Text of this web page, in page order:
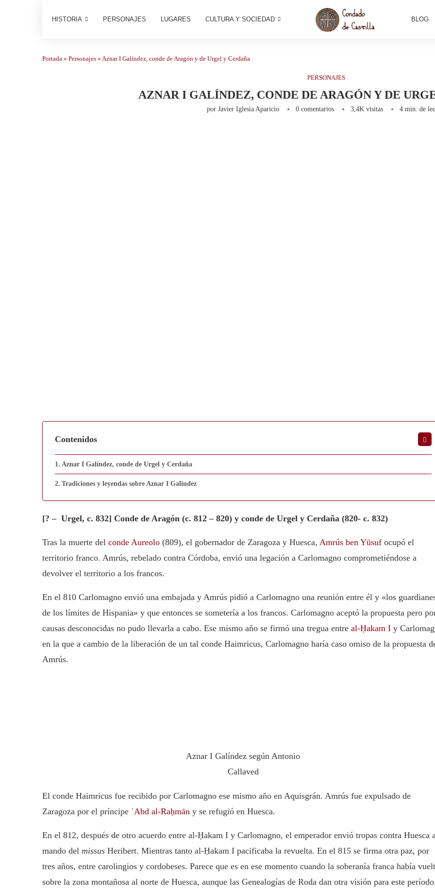
HISTORIA PERSONAJES LUGARES CULTURA Y SOCIEDAD BLOG
Portada » Personajes » Aznar I Galíndez, conde de Aragón y de Urgel y Cerdaña
PERSONAJES
AZNAR I GALÍNDEZ, CONDE DE ARAGÓN Y DE
por Javier Iglesia Aparicio 0 comentarios 3,4Kvisitas 4 min. de
Contenidos
Aznar I Galíndez, conde de Urgel y Cerdaña
Tradiciones y leyendas sobre Aznar I Galíndez
[? – Urgel, c. 832] Conde de Aragón (c. 812 – 820) y conde de Urgel y Cerdaña (820- c. 832)
Tras la muerte del conde Aureolo (809), el gobernador de Zaragoza y Huesca, Amrús ben Yūsuf ocupó el
territorio franco. Amrús, rebelado contra Córdoba, envió una legación a Carlomagno comprometiéndose a
devolver el territorio a los francos.
En el 810 Carlomagno envió una embajada y Amrús pidió a Carlomagno una reunión entre él y «los
de los límites de Hispania» y que entonces se sometería a los francos. Carlomagno aceptó la propuesta pero
causas desconocidas no pudo llevarla a cabo. Ese mismo año se firmó una tregua entre al-Ḥakam I y
en la que a cambio de la liberación de un tal conde Haimricus, Carlomagno haría caso omiso de la propuesta
Amrús.
Aznar I Galíndez según Antonio
Callaved
El conde Haimricus fue recibido por Carlomagno ese mismo año en Aquisgrán. Amrús fue expulsado de
Zaragoza por el príncipe ʿAbd al-Raḥmān y se refugió en Huesca.
En el 812, después de otro acuerdo entre al-Ḥakam I y Carlomagno, el emperador envió tropas contra Huesca
mando del missus Heribert. Mientras tanto al-Ḥakam I pacificaba la revuelta. En el 815 se firma otra paz, por
tres años, entre carolingios y cordobeses. Parece que es en ese momento cuando la soberanía franca había
sobre la zona montañosa al norte de Huesca, aunque las Genealogías de Roda dan otra visión para este